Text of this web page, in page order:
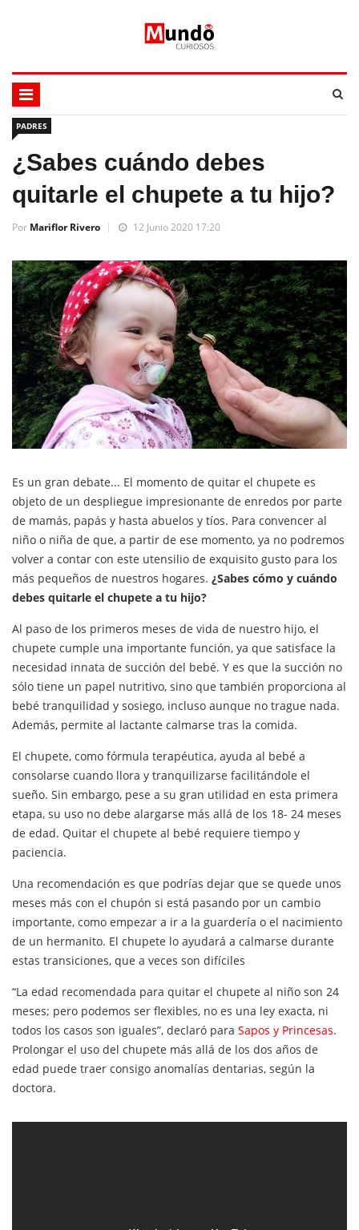
PADRES
¿Sabes cuándo debes
quitarle el chupete a tu hijo?
Por Mariflor Rivero 12 Junio 2020 17:20
Es un gran debate... El momento de quitar el chupete es
objeto de un despliegue impresionante de enredos por parte
de mamás, papás y hasta abuelos y tíos. Para convencer al
niño o niña de que, a partir de ese momento, ya no podremos
volver a contar con este utensilio de exquisito gusto para los
más pequeños de nuestros hogares. ¿Sabes cómo y cuándo
debes quitarle el chupete a tu hijo?
Al paso de los primeros meses de vida de nuestro hijo, el
chupete cumple una importante función, ya que satisface la
necesidad innata de succión del bebé. Y es que la succión no
sólo tiene un papel nutritivo, sino que también proporciona al
bebé tranquilidad y sosiego, incluso aunque no trague nada.
Además, permite al lactante calmarse tras la comida.
El chupete, como fórmula terapéutica, ayuda al bebé a
consolarse cuando llora y tranquilizarse facilitándole el
sueño. Sin embargo, pese a su gran utilidad en esta primera
etapa, su uso no debe alargarse más allá de los 18- 24 meses
de edad. Quitar el chupete al bebé requiere tiempo y
paciencia.
Una recomendación es que podrías dejar que se quede unos
meses más con el chupón si está pasando por un cambio
importante, como empezar a ir a la guardería o el nacimiento
de un hermanito. El chupete lo ayudará a calmarse durante
estas transiciones, que a veces son difíciles
“La edad recomendada para quitar el chupete al niño son 24
meses; pero podemos ser flexibles, no es una ley exacta, ni
todos los casos son iguales”, declaró para Sapos y Princesas.
Prolongar el uso del chupete más allá de los dos años de
edad puede traer consigo anomalías dentarias, según la
doctora.